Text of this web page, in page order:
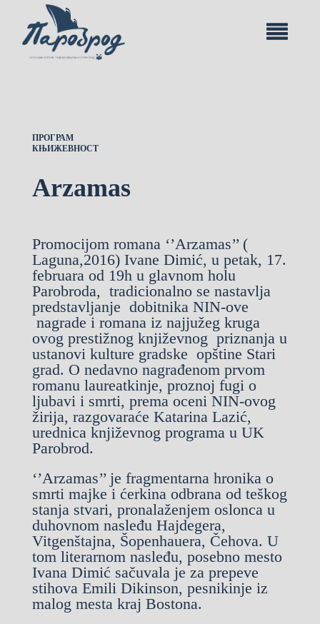
ПРОГРАМ
КЊИЖЕВНОСТ
Arzamas
Promocijom romana ‘’Arzamas’’ (
Laguna,2016) Ivane Dimić, u petak, 17.
februara od 19h u glavnom holu
Parobroda, tradicionalno se nastavlja
predstavljanje dobitnika NIN-ove
nagrade i romana iz najjužeg kruga
ovog prestižnog književnog priznanja u
ustanovi kulture gradske opštine Stari
grad. O nedavno nagrađenom prvom
romanu laureatkinje, proznoj fugi o
ljubavi i smrti, prema oceni NIN-ovog
žirija, razgovaraće Katarina Lazić,
urednica književnog programa u UK
Parobrod.
‘’Arzamas’’ je fragmentarna hronika o
smrti majke i ćerkina odbrana od teškog
stanja stvari, pronalaženjem oslonca u
duhovnom nasleđu Hajdegera,
Vitgenštajna, Šopenhauera, Čehova. U
tom literarnom nasleđu, posebno mesto
Ivana Dimić sačuvala je za prepeve
stihova Emili Dikinson, pesnikinje iz
malog mesta kraj Bostona.